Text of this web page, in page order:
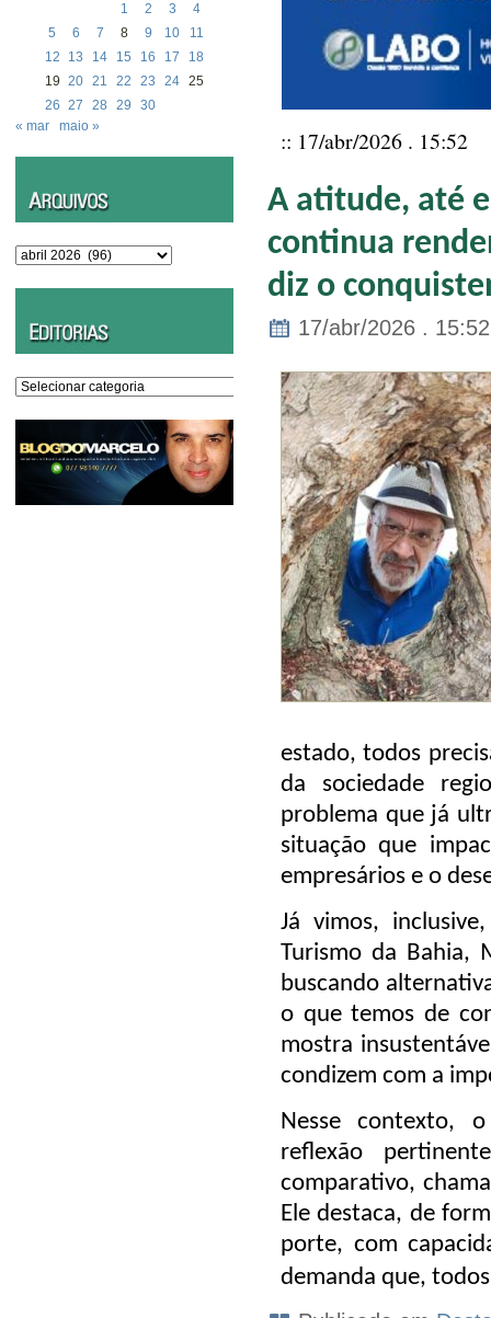
1
2 3
4
5
6 7 8 9 10
11
12
13 14 15 16 17
18
19 20 21 22 23 24 25
26 27 28 29
30
« mar
maio »
Arquivos
Editorias
:: 17/abr/2026 . 15:52
A atitude, até
continua
diz o
17/abr/2026 . 15:52
estado, todos
da sociedade
problema que já
situação que
empresários e o
Já vimos,
Turismo da Bahia,
buscando
o que temos de
mostra
condizem com a
Nesse contexto,
reflexão
comparativo,
Ele destaca, de
porte, com
demanda que,